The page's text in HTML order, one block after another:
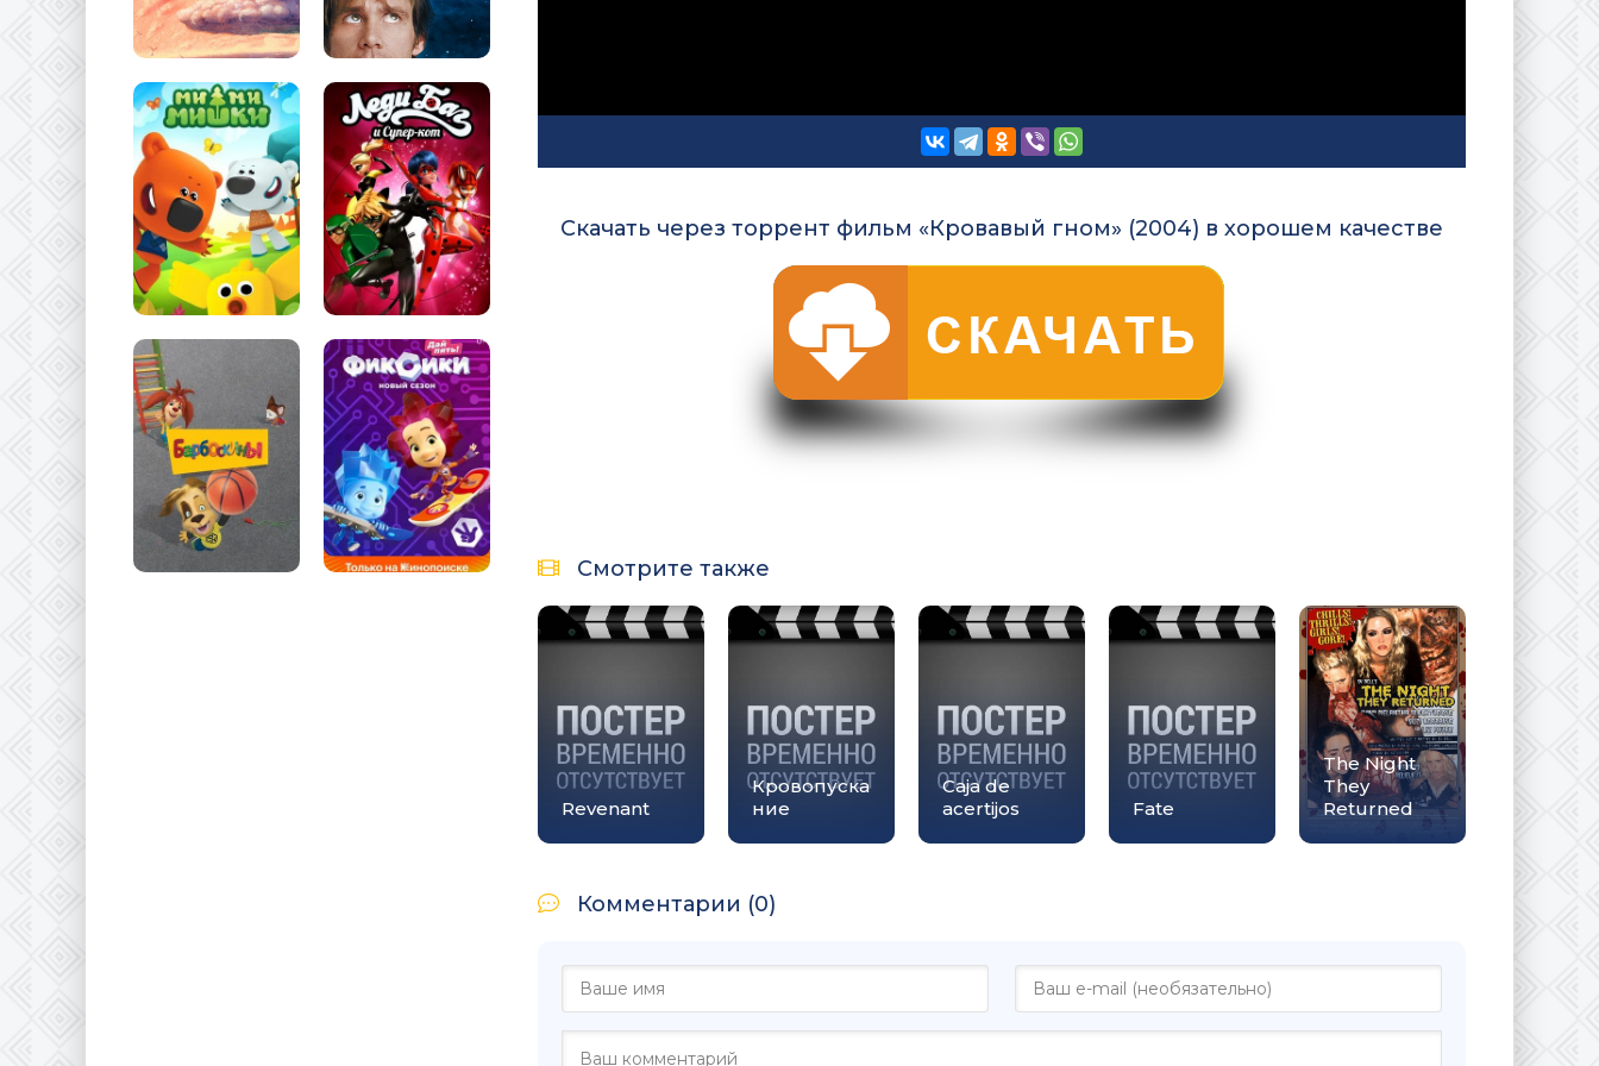
Скачать через торрент фильм «Кровавый гном» (2004) в хорошем качестве
Смотрите также
Revenant
Кровопуска
ние
Caja de
acertijos
Fate
The Night
They
Returned
Комментарии (0)